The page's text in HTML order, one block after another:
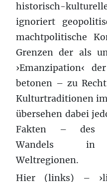
historisch-
ignoriert
machtpolitische
Grenzen der als
›Emanzipation‹
betonen – zu
Kulturtraditionen im
übersehen dabei
Fakten – des
Wandels in
Weltregionen.
Hier (links) –